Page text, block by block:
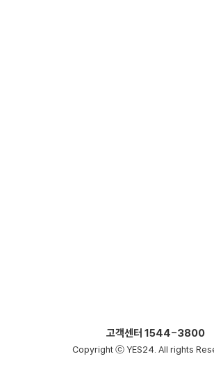
고객센터 1544-3800
Copyright ⓒ YES24. All rights